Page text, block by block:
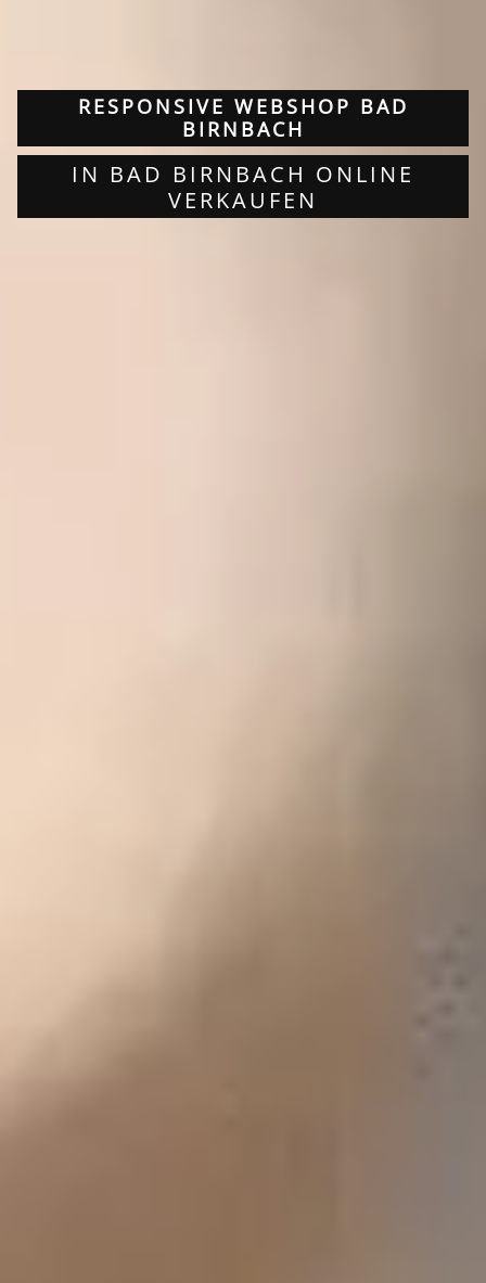
RESPONSIVE WEBSHOP BAD
BIRNBACH
IN BAD BIRNBACH ONLINE
VERKAUFEN